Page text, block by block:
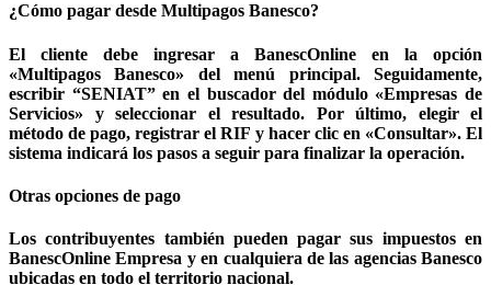
¿Cómo pagar desde Multipagos Banesco?
El cliente debe ingresar a BanescOnline en la opción
«Multipagos Banesco» del menú principal. Seguidamente,
escribir “SENIAT” en el buscador del módulo «Empresas de
Servicios» y seleccionar el resultado. Por último, elegir el
método de pago, registrar el RIF y hacer clic en «Consultar». El
sistema indicará los pasos a seguir para finalizar la operación.
Otras opciones de pago
Los contribuyentes también pueden pagar sus impuestos en
BanescOnline Empresa y en cualquiera de las agencias Banesco
ubicadas en todo el territorio nacional.